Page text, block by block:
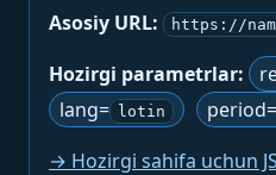
Asosiy URL:
https://
Hozirgi parametrlar:
lang= lotin period=
→ Hozirgi sahifa uchun